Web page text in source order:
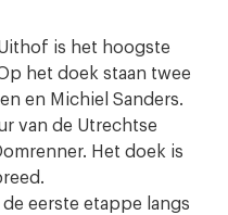
is het hoogste
het doek staan twee
en Michiel Sanders.
van de Utrechtse
Het doek is
eerste etappe langs